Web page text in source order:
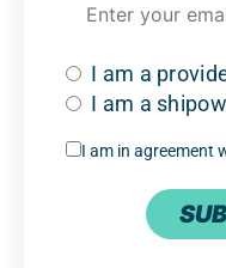
I am a
I am a
I am in agreement